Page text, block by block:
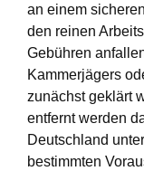
an einem
den reinen
Gebühren
Kammerjägers
zunächst geklärt
entfernt werden
Deutschland
bestimmten